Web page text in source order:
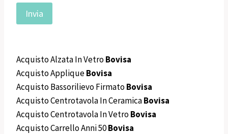
Acquisto Alzata In VetroBovisa
Acquisto AppliqueBovisa
Acquisto Bassorilievo FirmatoBovisa
Acquisto Centrotavola In CeramicaBovisa
Acquisto Centrotavola In VetroBovisa
Acquisto Carrello Anni 50Bovisa